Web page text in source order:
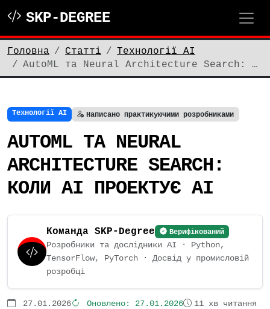
SKP-DEGREE
Головна Статті
Технології AI
AutoML та Neural Architecture Search: …
Технології AI Написано практикуючими розробниками
AUTOML ТА NEURAL
ARCHITECTURE SEARCH:
КОЛИ AI ПРОЕКТУЄ AI
Команда SKP-Degree Верифікований
Розробники та дослідники AI · Python,
TensorFlow, PyTorch · Досвід у промисловій
розробці
27.01.2026 Оновлено: 27.01.2026
11 хв читання